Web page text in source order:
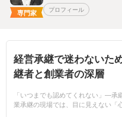
専門家 プロフィール
経営承継で迷わないた
継者と創業者の深層
「いつまでも認めてくれない」—承
業承継の現場では、目に見えない「